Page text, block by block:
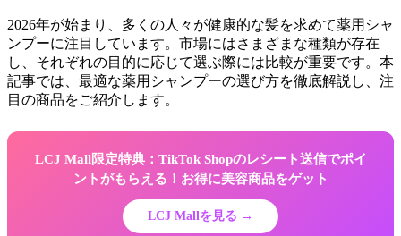
2026年が始まり、多くの人々が健康的な髪を求めて薬用シャ
ンプーに注目しています。市場にはさまざまな種類が存在
し、それぞれの目的に応じて選ぶ際には比較が重要です。本
記事では、最適な薬用シャンプーの選び方を徹底解説し、注
目の商品をご紹介します。
LCJ Mall限定特典：TikTok Shopのレシート送信でポイ
ントがもらえる！お得に美容商品をゲット
LCJ Mallを見る →